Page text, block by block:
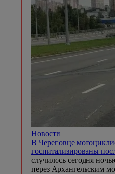
Новости
В Череповце
госпитализированы
случилось сегодня
перез Архангельским